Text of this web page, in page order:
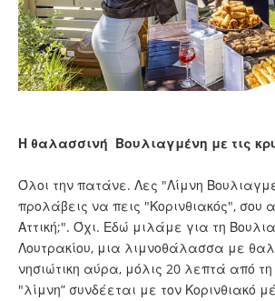
Η θαλασσινή Βουλιαγμένη με τις
Όλοι την πατάνε. Λες "Λίμνη
προλάβεις να πεις "Κορινθιακός", σου
Αττική;". Όχι. Εδώ μιλάμε για τη
Λουτρακίου, μια λιμνοθάλασσα με
νησιώτικη αύρα, μόλις 20 λεπτά από
"λίμνη” συνδέεται με τον Κορινθιακό